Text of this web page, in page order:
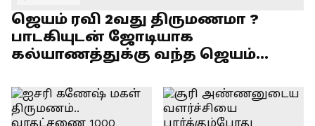
ஜெயம் ரவி 2வது திருமணமா ?
பாடகியுடன் ஜோடியாக
கல்யாணத்துக்கு வந்த ஜெயம்